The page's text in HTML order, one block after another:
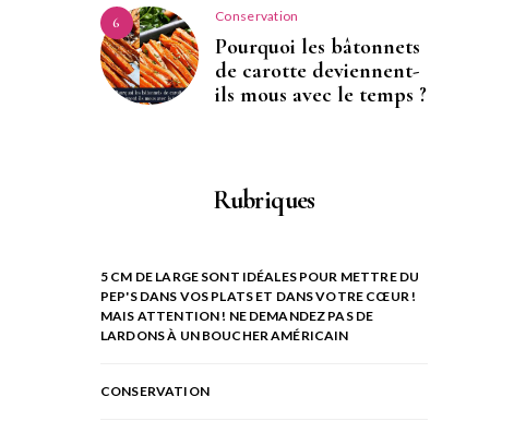
6 Conservation
Pourquoi les bâtonnets
de carotte deviennent-
ils mous avec le temps ?
Rubriques
5 CM DE LARGE SONT IDÉALES POUR METTRE DU
PEP'S DANS VOS PLATS ET DANS VOTRE CŒUR !
MAIS ATTENTION ! NE DEMANDEZ PAS DE
LARDONS À UN BOUCHER AMÉRICAIN
CONSERVATION